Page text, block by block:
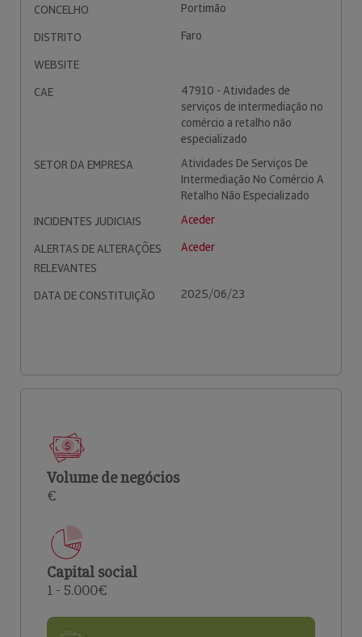
CONCELHO
Portimão
DISTRITO
Faro
WEBSITE
CAE
47910 - Atividades de
serviços de intermediação no
comércio a retalho não
especializado
SETOR DA EMPRESA
Atividades De Serviços De
Intermediação No Comércio A
Retalho Não Especializado
INCIDENTES JUDICIAIS
Aceder
ALERTAS DE ALTERAÇÕES
RELEVANTES
Aceder
DATA DE CONSTITUIÇÃO 2025/06/23
Volume de negócios
€
Capital social
1 - 5.000€